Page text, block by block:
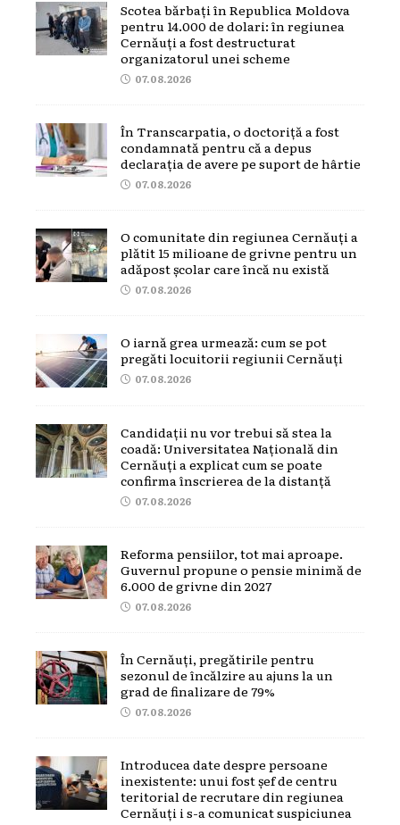
Scotea bărbați în Republica Moldova
pentru 14.000 de dolari: în regiunea
Cernăuți a fost destructurat
organizatorul unei scheme
07.08.2026
În Transcarpatia, o doctoriță a fost
condamnată pentru că a depus
declarația de avere pe suport de hârtie
07.08.2026
O comunitate din regiunea Cernăuți a
plătit 15 milioane de grivne pentru un
adăpost școlar care încă nu există
07.08.2026
O iarnă grea urmează: cum se pot
pregăti locuitorii regiunii Cernăuți
07.08.2026
Candidații nu vor trebui să stea la
coadă: Universitatea Națională din
Cernăuți a explicat cum se poate
confirma înscrierea de la distanță
07.08.2026
Reforma pensiilor, tot mai aproape.
Guvernul propune o pensie minimă de
6.000 de grivne din 2027
07.08.2026
În Cernăuți, pregătirile pentru
sezonul de încălzire au ajuns la un
grad de finalizare de 79%
07.08.2026
Introducea date despre persoane
inexistente: unui fost șef de centru
teritorial de recrutare din regiunea
Cernăuți i s-a comunicat suspiciunea